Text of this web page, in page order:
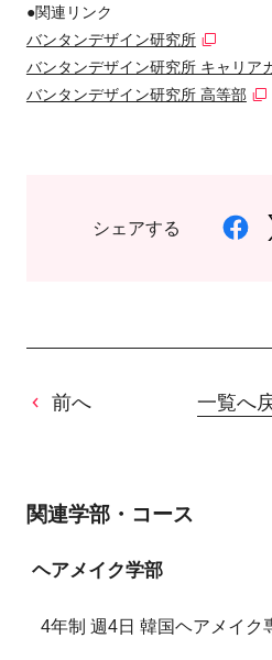
●関連リンク
バンタンデザイン研究所
バンタンデザイン研究所 キャリア
バンタンデザイン研究所 高等部
シェアする
前へ 一覧へ
関連学部・コース
ヘアメイク学部
4年制 週4日 韓国ヘアメイク